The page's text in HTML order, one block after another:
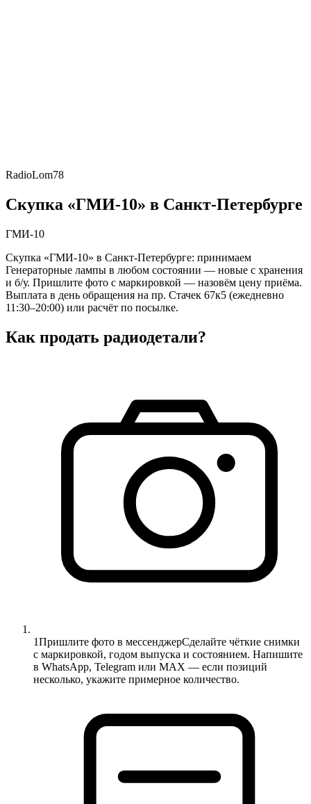
RadioLom78
Скупка «ГМИ-10» в Санкт-Петербурге
ГМИ-10
Скупка «ГМИ-10» в Санкт-Петербурге: принимаем
Генераторные лампы в любом состоянии — новые с хранения
и б/у. Пришлите фото с маркировкой — назовём цену приёма.
Выплата в день обращения на пр. Стачек 67к5 (ежедневно
11:30–20:00) или расчёт по посылке.
Как продать радиодетали?
1Пришлите фото в мессенджерСделайте чёткие снимки
с маркировкой, годом выпуска и состоянием. Напишите
в WhatsApp, Telegram или MAX — если позиций
несколько, укажите примерное количество.